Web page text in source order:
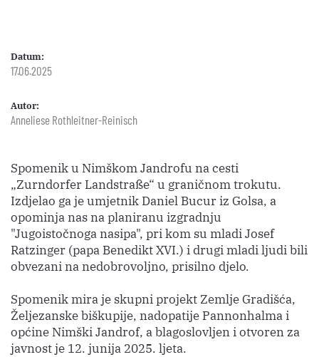
Datum:
17.06.2025
Autor:
Anneliese Rothleitner-Reinisch
Spomenik u Nimškom Jandrofu na cesti
„Zurndorfer Landstraße“ u graničnom trokutu.
Izdjelao ga je umjetnik Daniel Bucur iz Golsa, a
opominja nas na planiranu izgradnju
"Jugoistočnoga nasipa", pri kom su mladi Josef
Ratzinger (papa Benedikt XVI.) i drugi mladi ljudi bili
obvezani na nedobrovoljno, prisilno djelo.
Spomenik mira je skupni projekt Zemlje Gradišća,
Željezanske biškupije, nadopatije Pannonhalma i
općine Nimški Jandrof, a blagoslovljen i otvoren za
javnost je 12. junija 2025. ljeta.